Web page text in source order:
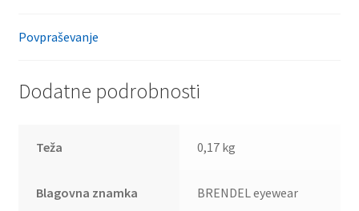
Povpraševanje
Dodatne podrobnosti
Teža 0,17 kg
Blagovna znamka BRENDEL eyewear